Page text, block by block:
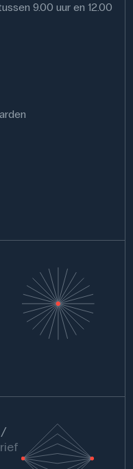
9.00 uur en 12.00